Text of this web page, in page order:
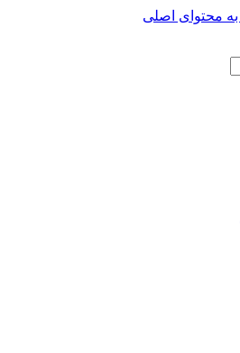
محتوای اصلی